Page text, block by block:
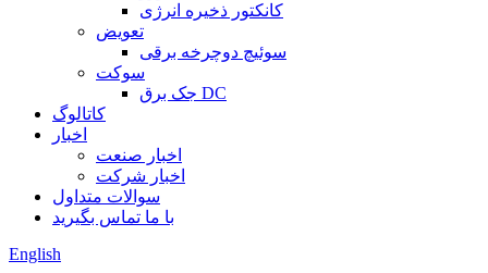
کانکتور ذخیره انرژی
تعویض
سوئیچ دوچرخه برقی
سوکت
جک برق DC
کاتالوگ
اخبار
اخبار صنعت
اخبار شرکت
سوالات متداول
با ما تماس بگیرید
English